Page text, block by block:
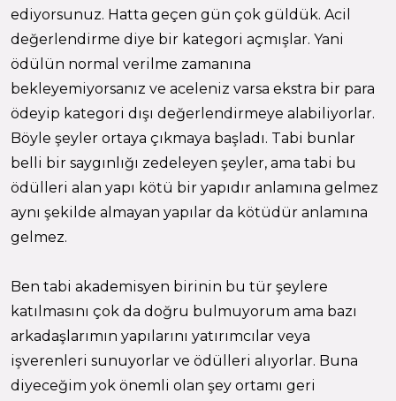
ediyorsunuz. Hatta geçen gün çok güldük. Acil
değerlendirme diye bir kategori açmışlar. Yani
ödülün normal verilme zamanına
bekleyemiyorsanız ve aceleniz varsa ekstra bir para
ödeyip kategori dışı değerlendirmeye alabiliyorlar.
Böyle şeyler ortaya çıkmaya başladı. Tabi bunlar
belli bir saygınlığı zedeleyen şeyler, ama tabi bu
ödülleri alan yapı kötü bir yapıdır anlamına gelmez
aynı şekilde almayan yapılar da kötüdür anlamına
gelmez.
Ben tabi akademisyen birinin bu tür şeylere
katılmasını çok da doğru bulmuyorum ama bazı
arkadaşlarımın yapılarını yatırımcılar veya
işverenleri sunuyorlar ve ödülleri alıyorlar. Buna
diyeceğim yok önemli olan şey ortamı geri